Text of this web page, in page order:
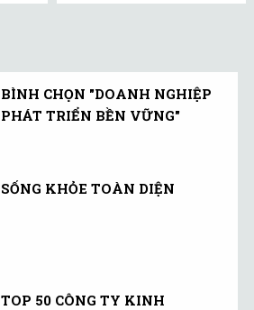
BÌNH CHỌN "DOANH NGHIỆP
PHÁT TRIỂN BỀN VỮNG"
SỐNG KHỎE TOÀN DIỆN
TOP 50 CÔNG TY KINH